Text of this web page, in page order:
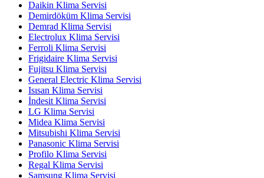
Daikin Klima Servisi
Demirdöküm Klima Servisi
Demrad Klima Servisi
Electrolux Klima Servisi
Ferroli Klima Servisi
Frigidaire Klima Servisi
Fujitsu Klima Servisi
General Electric Klima Servisi
Isısan Klima Servisi
İndesit Klima Servisi
LG Klima Servisi
Midea Klima Servisi
Mitsubishi Klima Servisi
Panasonic Klima Servisi
Profilo Klima Servisi
Regal Klima Servisi
Samsung Klima Servisi